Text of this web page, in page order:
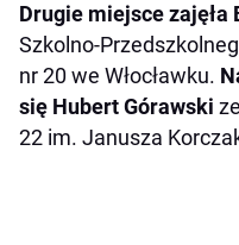
Drugie miejsce zajęła
Szkolno-
nr 20 we Włocławku.
się Hubert Górawski
22 im. Janusza